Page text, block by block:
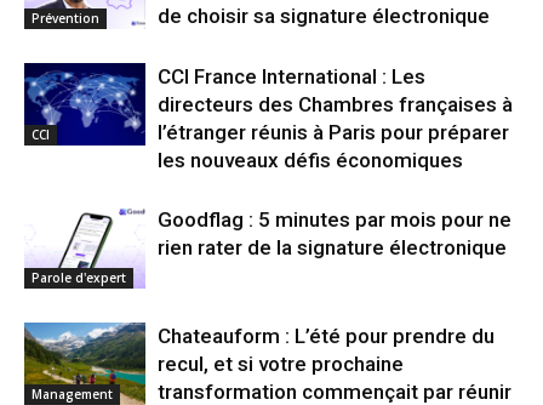
Prévention de choisir sa signature électronique
CCI
CCI France International : Les
directeurs des Chambres françaises à
l’étranger réunis à Paris pour préparer
les nouveaux défis économiques
Parole d'expert
Goodflag : 5 minutes par mois pour ne
rien rater de la signature électronique
Management
Chateauform : L’été pour prendre du
recul, et si votre prochaine
transformation commençait par réunir